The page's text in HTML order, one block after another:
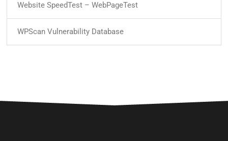
Website SpeedTest – WebPageTest
WPScan Vulnerability Database